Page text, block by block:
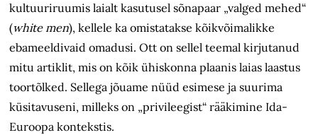
kultuuriruumis laialt kasutusel sõnapaar „valged mehed“
(white men), kellele ka omistatakse kõikvõimalikke
ebameeldivaid omadusi. Ott on sellel teemal kirjutanud
mitu artiklit, mis on kõik ühiskonna plaanis laias laastus
toortõlked. Sellega jõuame nüüd esimese ja suurima
küsitavuseni, milleks on „privileegist“ rääkimine Ida-
Euroopa kontekstis.